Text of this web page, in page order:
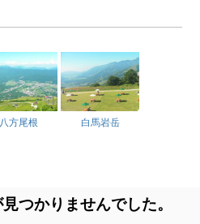
八方尾根 白馬岩岳